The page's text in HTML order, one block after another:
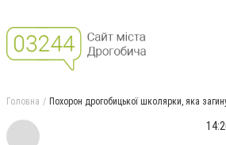
Головна Похорон дрогобицької школярки, яка